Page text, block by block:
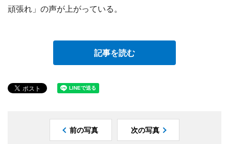
頑張れ」の声が上がっている。
記事を読む
前の写真 次の写真